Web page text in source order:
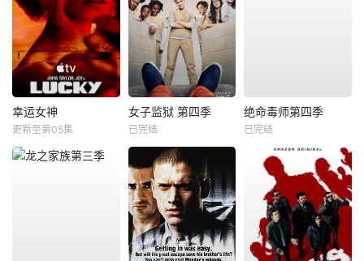
幸运女神
更新至第05集
女子监狱 第四季
已完结
绝命毒师第四季
已完结